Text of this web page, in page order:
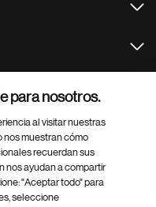
para nosotros.
al visitar nuestras
nos muestran cómo
recuerdan sus
nos ayudan a compartir
"Aceptar todo" para
seleccione